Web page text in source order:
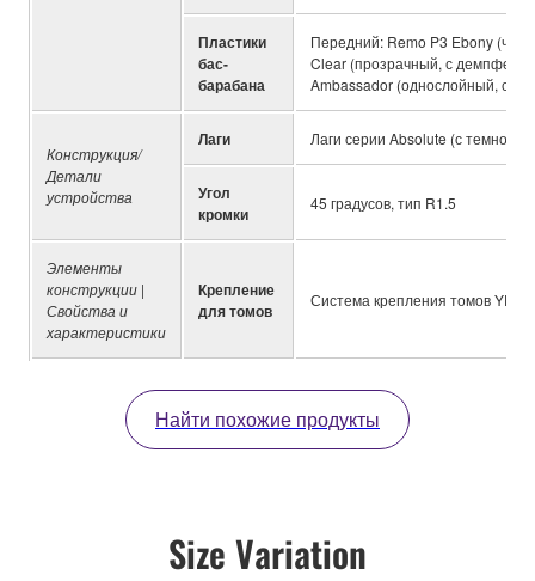
Пластики
бас-
барабана
Передний: Remo P3 Ebony
Clear (прозрачный, с
Ambassador (однослойный, с
Конструкция/
Детали
устройства
Лаги Лаги серии Absolute (с темно-
Угол
кромки
45 градусов, тип R1.5
Элементы
конструкции |
Свойства и
характеристики
Крепление
для томов
Система крепления томов YESS
Найти похожие продукты
Size Variation